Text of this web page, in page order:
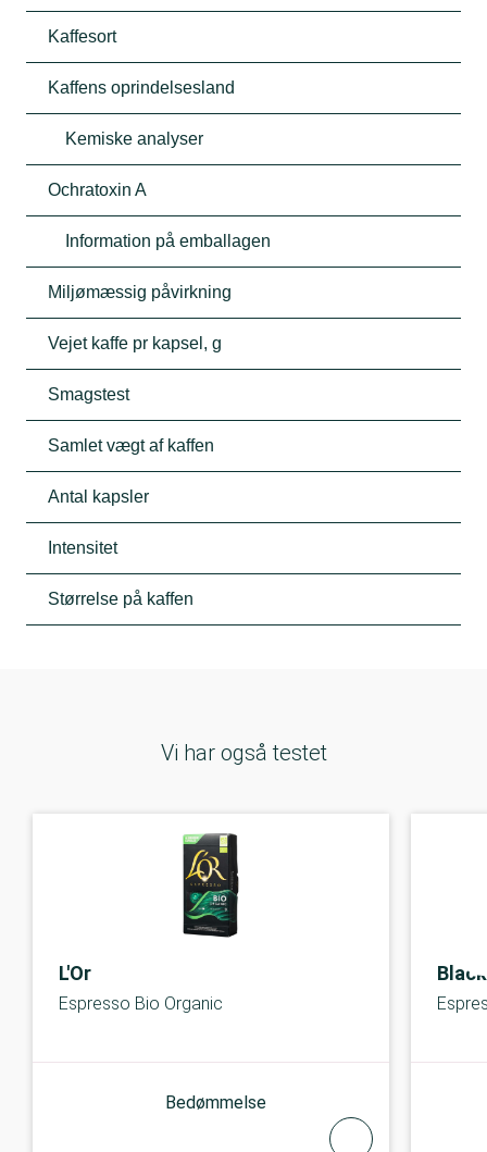
Kaffesort
Kaffens oprindelsesland
Kemiske analyser
Ochratoxin A
Information på emballagen
Miljømæssig påvirkning
Vejet kaffe pr ​​kapsel, g
Smagstest
Samlet vægt af kaffen
Antal kapsler
Intensitet
Størrelse på kaffen
Vi har også testet
L'Or
Espresso Bio Organic
Bedømmelse